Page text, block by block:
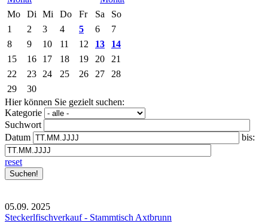
Mo
Di Mi Do Fr Sa
So
1
2 3 4 5 6
7
8
9 10 11 12 13
14
15
16 17 18 19 20
21
22
23 24 25 26 27
28
29
30
Hier können Sie gezielt suchen:
Kategorie
Suchwort
Datum
bis:
reset
05.09. 2025
Steckerlfischverkauf - Stammtisch Axtbrunn